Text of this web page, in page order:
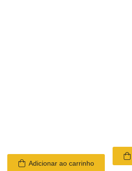
Adicionar ao carrinho